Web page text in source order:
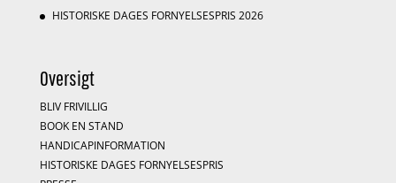
HISTORISKE DAGES FORNYELSESPRIS 2026
Oversigt
BLIV FRIVILLIG
BOOK EN STAND
HANDICAPINFORMATION
HISTORISKE DAGES FORNYELSESPRIS